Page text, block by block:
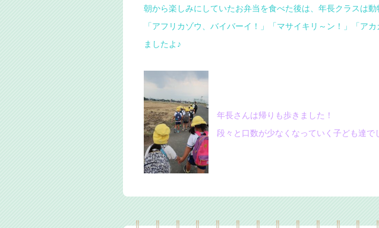
朝から楽しみにしていたお弁当を食べた後は、年長クラスは動
「アフリカゾウ、バイバーイ！」「マサイキリ～ン！」「ア
ましたよ♪
年長さんは帰りも歩きました！
段々と口数が少なくなっていく子ども達